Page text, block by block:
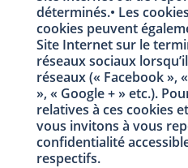
déterminés.• Les
cookies peuvent
Site Internet sur le
réseaux sociaux
réseaux (« Facebook »,
», « Google + » etc.).
relatives à ces cookies
vous invitons à vous
confidentialité
respectifs.